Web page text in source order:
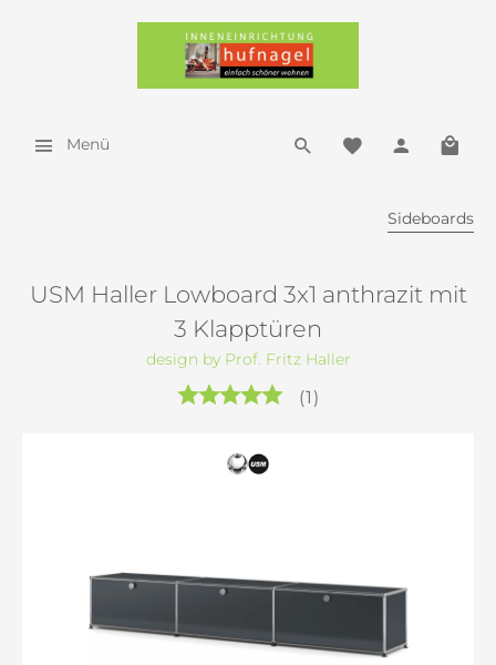
Menü
Sideboards
USM Haller Lowboard 3x1 anthrazit mit
3 Klapptüren
design by Prof. Fritz Haller
(1 )